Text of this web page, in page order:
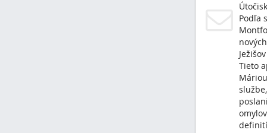
Podľa
Tieto